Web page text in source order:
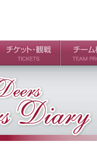
チケット
会場・アクセス
ルールガイド